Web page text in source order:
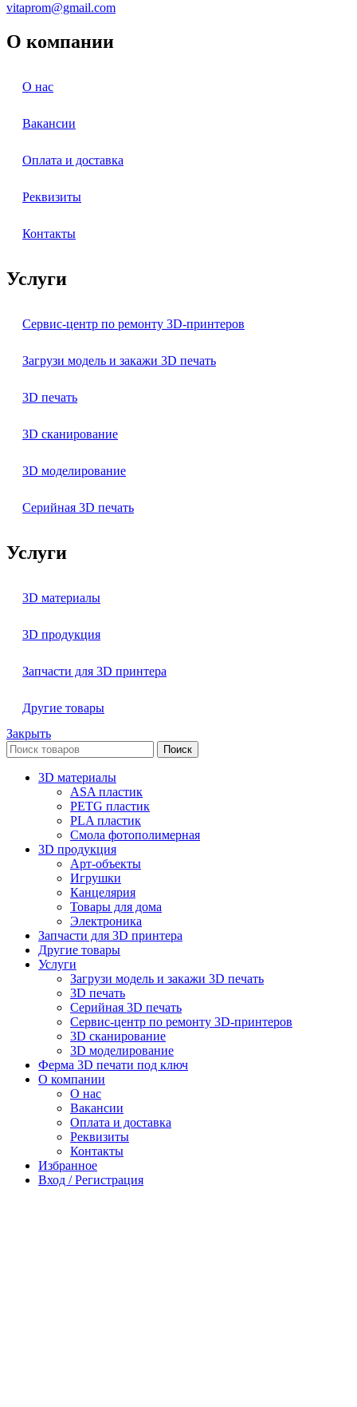
vitaprom@gmail.com
О компании
О нас
Вакансии
Оплата и доставка
Реквизиты
Контакты
Услуги
Сервис-центр по ремонту 3D-принтеров
Загрузи модель и закажи 3D печать
3D печать
3D сканирование
3D моделирование
Серийная 3D печать
Услуги
3D материалы
3D продукция
Запчасти для 3D принтера
Другие товары
Закрыть
Поиск
3D материалы
ASA пластик
PETG пластик
PLA пластик
Смола фотополимерная
3D продукция
Арт-объекты
Игрушки
Канцелярия
Товары для дома
Электроника
Запчасти для 3D принтера
Другие товары
Услуги
Загрузи модель и закажи 3D печать
3D печать
Серийная 3D печать
Сервис-центр по ремонту 3D-принтеров
3D сканирование
3D моделирование
Ферма 3D печати под ключ
О компании
О нас
Вакансии
Оплата и доставка
Реквизиты
Контакты
Избранное
Вход / Регистрация